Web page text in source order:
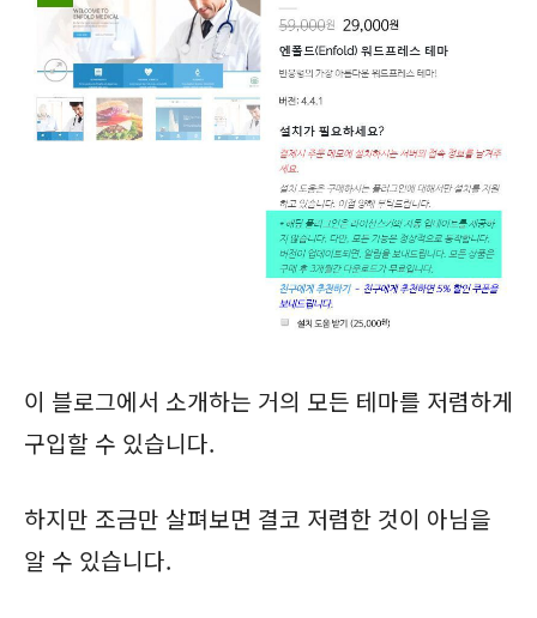
이 블로그에서 소개하는 거의 모든 테마를 저렴하게
구입할 수 있습니다.
하지만 조금만 살펴보면 결코 저렴한 것이 아님을
알 수 있습니다.